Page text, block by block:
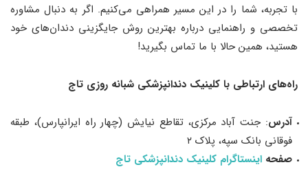
با تجربه، شما را در این مسیر همراهی می‌کنیم. اگر به دنبال مشاوره
تخصصی و راهنمایی درباره بهترین روش جایگزینی دندان‌های خود
هستید، همین حالا با ما تماس بگیرید!
راه‌های ارتباطی با کلینیک دندانپزشکی شبانه روزی تاج
آدرس: جنت آباد مرکزی، تقاطع نیایش (چهار راه ایرانپارس)، طبقه
فوقانی بانک سپه، پلاک ۲
صفحه اینستاگرام کلینیک دندانپزشکی تاج